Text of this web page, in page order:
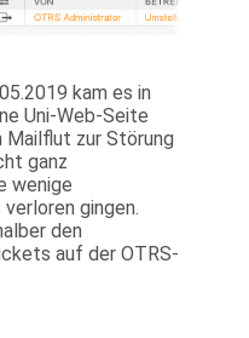
kam es in
Uni-Web-Seite
Mailflut zur Störung
ganz
wenige
gingen.
den
auf der OTRS-